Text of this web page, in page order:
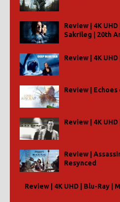
Review | 4K
Sakrileg | 20th
Review | 4K
Review | Echoes
Review | 4K
Review |
Resynced
Review | 4K UHD | Blu-Ray |